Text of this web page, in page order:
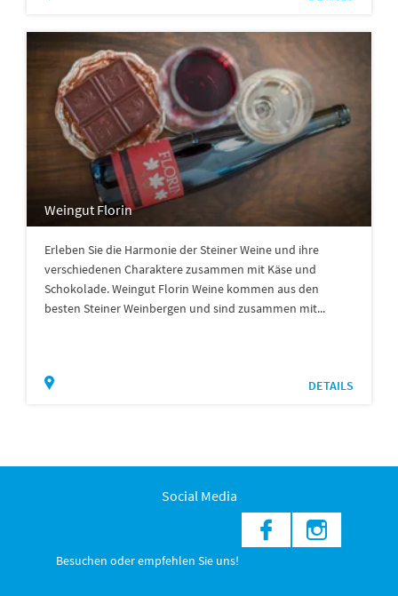
Weingut Florin
Erleben Sie die Harmonie der Steiner Weine und ihre
verschiedenen Charaktere zusammen mit Käse und
Schokolade. Weingut Florin Weine kommen aus den
besten Steiner Weinbergen und sind zusammen mit...
DETAILS
Social Media
Besuchen oder empfehlen Sie uns!